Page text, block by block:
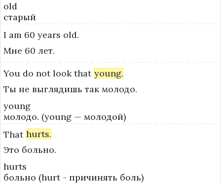
old
старый
I am 60 years old.
Мне 60 лет.
You do not look that young.
Ты не выглядишь так молодо.
young
молодо. (young — молодой)
That hurts.
Это больно.
hurts
больно (hurt - причинять боль)